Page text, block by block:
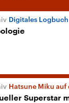
Digitales Logbuch
Hatsune Miku auf
Superstar